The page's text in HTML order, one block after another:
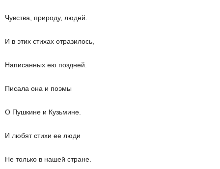
Чувства, природу, людей.
И в этих стихах отразилось,
Написанных ею поздней.
Писала она и поэмы
О Пушкине и Кузьмине.
И любят стихи ее люди
Не только в нашей стране.